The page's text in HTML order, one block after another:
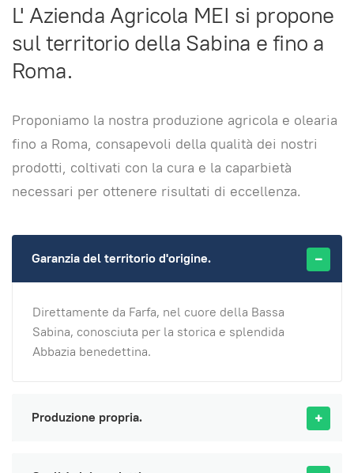
L' Azienda Agricola MEI si propone
sul territorio della Sabina e fino a
Roma.
Proponiamo la nostra produzione agricola e olearia
fino a Roma, consapevoli della qualità dei nostri
prodotti, coltivati con la cura e la caparbietà
necessari per ottenere risultati di eccellenza.
Garanzia del territorio d'origine.
Direttamente da Farfa, nel cuore della Bassa
Sabina, conosciuta per la storica e splendida
Abbazia benedettina.
Produzione propria.